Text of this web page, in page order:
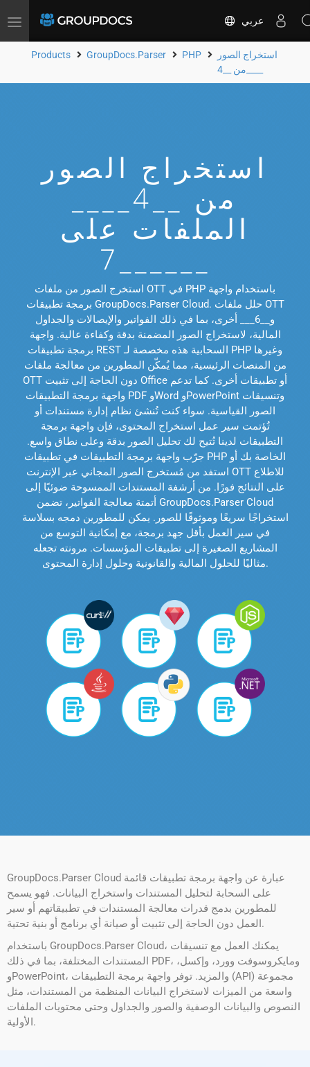
Toggle
عربي
Products GroupDocs.Parser PHP
استخراج الصور
استخراج الصور
الملفات على
استخرج الصور من ملفات OTT في PHP باستخدام واجهة
برمجة تطبيقات GroupDocs.Parser Cloud. حلل ملفات OTT
و__6___ أخرى، بما في ذلك الفواتير والإيصالات والجداول
المالية، لاستخراج الصور المضمنة بدقة وكفاءة عالية. واجهة
برمجة تطبيقات REST السحابية هذه مخصصة لـ PHP وغيرها
من المنصات الرئيسية، مما يُمكّن المطورين من معالجة ملفات
OTT دون الحاجة إلى تثبيت Office أو تطبيقات أخرى. كما تدعم
واجهة برمجة التطبيقات PDF وWord وPowerPoint وتنسيقات
الصور القياسية. سواء كنت تُنشئ نظام إدارة مستندات أو
تُؤتمت سير عمل استخراج المحتوى، فإن واجهة برمجة
التطبيقات لدينا تُتيح لك تحليل الصور بدقة وعلى نطاق واسع.
جرّب واجهة برمجة التطبيقات في تطبيقات PHP الخاصة بك أو
استفد من مُستخرج الصور المجاني عبر الإنترنت OTT للاطلاع
على النتائج فورًا. من أرشفة المستندات الممسوحة ضوئيًا إلى
أتمتة معالجة الفواتير، تضمن GroupDocs.Parser Cloud
استخراجًا سريعًا وموثوقًا للصور. يمكن للمطورين دمجه بسلاسة
في سير العمل بأقل جهد برمجة، مع إمكانية التوسع من
المشاريع الصغيرة إلى تطبيقات المؤسسات. مرونته تجعله
مثاليًا للحلول المالية والقانونية وحلول إدارة المحتوى.
GroupDocs.Parser Cloud عبارة عن واجهة برمجة تطبيقات قائمة
على السحابة لتحليل المستندات واستخراج البيانات. فهو يسمح
للمطورين بدمج قدرات معالجة المستندات في تطبيقاتهم أو سير
العمل دون الحاجة إلى تثبيت أو صيانة أي برنامج أو بنية تحتية.
باستخدام GroupDocs.Parser Cloud، يمكنك العمل مع تنسيقات
المستندات المختلفة، بما في ذلك PDF، ومايكروسوفت وورد، وإكسل،
وPowerPoint، والمزيد. توفر واجهة برمجة التطبيقات (API) مجموعة
واسعة من الميزات لاستخراج البيانات المنظمة من المستندات، مثل
النصوص والبيانات الوصفية والصور والجداول وحتى محتويات الملفات
الأولية.